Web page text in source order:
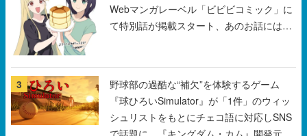
Webマンガレーベル「ビビビコミック」に
て特別話が掲載スタート、あのお話には…
3
野球部の過酷な“補欠”を体験するゲーム
『球ひろいSimulator』が「1件」のウィッ
シュリストをもとにチェコ語に対応しSNS
で話題に。『キングダム・カム』開発元や